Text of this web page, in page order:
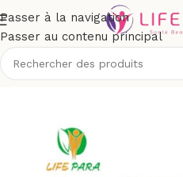
Passer à la navigation
Passer au contenu principal
/Visage/Soins anti-âge